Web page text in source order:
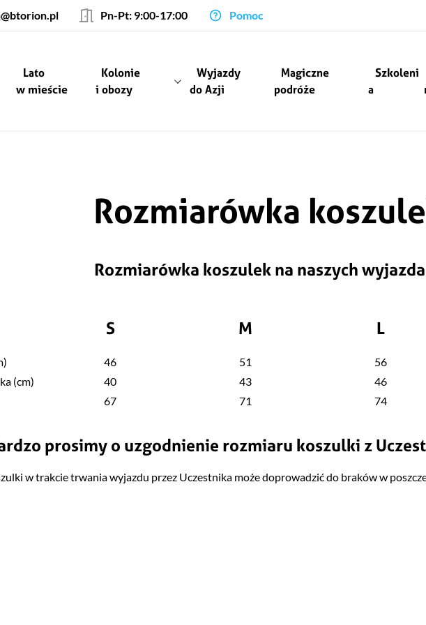
Pn-Pt: 9:00-17:00 Pomoc
Lato
w mieście
Kolonie
i obozy
Wyjazdy
do Azji
Magiczne
podróże
Szkoleni
a
Rozmiarówka
Rozmiarówka koszulek na naszych
S M L
46 51 56
(cm)
40 43 46
67 71 74
prosimy o uzgodnienie rozmiaru koszulki z
w trakcie trwania wyjazdu przez Uczestnika może doprowadzić do braków w